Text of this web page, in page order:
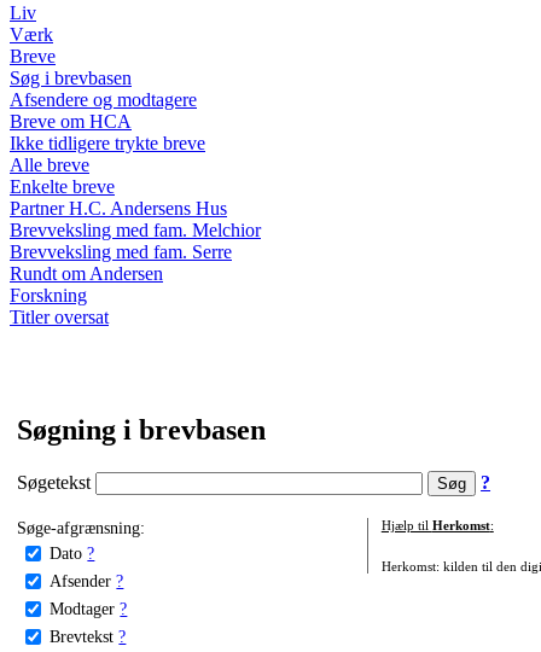
Liv
Værk
Breve
Søg i brevbasen
Afsendere og modtagere
Breve om HCA
Ikke tidligere trykte breve
Alle breve
Enkelte breve
Partner H.C. Andersens Hus
Brevveksling med fam. Melchior
Brevveksling med fam. Serre
Rundt om Andersen
Forskning
Titler oversat
Søgning i brevbasen
Søgetekst ?
Søge-afgrænsning:
Dato ?
Afsender ?
Modtager ?
Brevtekst ?
Hjælp til Herkomst:
Herkomst: kilden til den